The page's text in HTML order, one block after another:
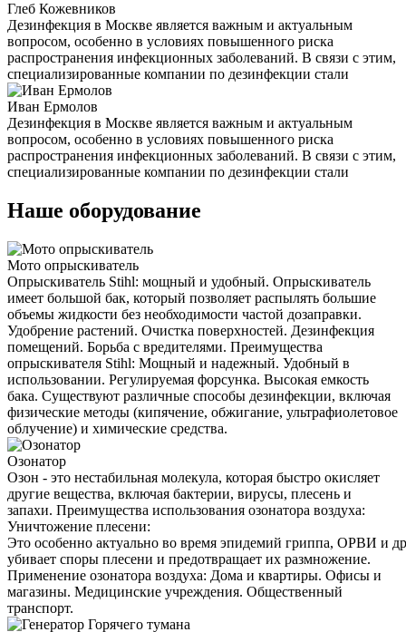
Глеб Кожевников
Дезинфекция в Москве является важным и актуальным
вопросом, особенно в условиях повышенного риска
распространения инфекционных заболеваний. В связи с этим,
специализированные компании по дезинфекции стали
Иван Ермолов
Дезинфекция в Москве является важным и актуальным
вопросом, особенно в условиях повышенного риска
распространения инфекционных заболеваний. В связи с этим,
специализированные компании по дезинфекции стали
Наше оборудование
Мото опрыскиватель
Опрыскиватель Stihl: мощный и удобный. Опрыскиватель
имеет большой бак, который позволяет распылять большие
объемы жидкости без необходимости частой дозаправки.
Удобрение растений. Очистка поверхностей. Дезинфекция
помещений. Борьба с вредителями. Преимущества
опрыскивателя Stihl: Мощный и надежный. Удобный в
использовании. Регулируемая форсунка. Высокая емкость
бака. Существуют различные способы дезинфекции, включая
физические методы (кипячение, обжигание, ультрафиолетовое
облучение) и химические средства.
Озонатор
Озон - это нестабильная молекула, которая быстро окисляет
другие вещества, включая бактерии, вирусы, плесень и
запахи. Преимущества использования озонатора воздуха:
Уничтожение плесени:
Это особенно актуально во время эпидемий гриппа, ОРВИ и
убивает споры плесени и предотвращает их размножение.
Применение озонатора воздуха: Дома и квартиры. Офисы и
магазины. Медицинские учреждения. Общественный
транспорт.